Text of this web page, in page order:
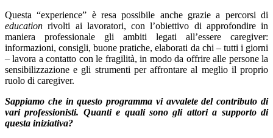
Questa “experience” è resa possibile anche grazie a percorsi di
education rivolti ai lavoratori, con l’obiettivo di approfondire in
maniera professionale gli ambiti legati all’essere caregiver:
informazioni, consigli, buone pratiche, elaborati da chi – tutti i giorni
– lavora a contatto con le fragilità, in modo da offrire alle persone la
sensibilizzazione e gli strumenti per affrontare al meglio il proprio
ruolo di caregiver.
Sappiamo che in questo programma vi avvalete del contributo di
vari professionisti. Quanti e quali sono gli attori a supporto di
questa iniziativa?